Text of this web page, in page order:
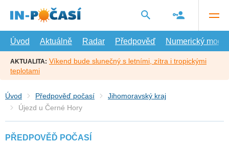
hlavní
Úvod
Aktuálně Radar Předpověď Numerický model
AKTUALITA: Víkend bude slunečný s letními, zítra i tropickými
teplotami
Úvod Předpověď počasí
Jihomoravský kraj
Újezd u Černé Hory
PŘEDPOVĚĎ POČASÍ